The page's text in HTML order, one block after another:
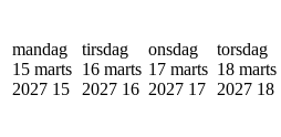
mandag
15 marts
2027 15
tirsdag
16 marts
2027 16
onsdag
17 marts
2027 17
torsdag
18 marts
2027 18